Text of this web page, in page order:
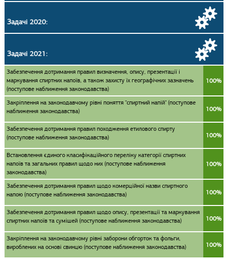
Задачі 2020:
Задачі 2021:
Забезпечення дотримання правил визначення, опису, презентації і
маркування спиртних напоїв, а також захисту їх географічних зазначень
(поступове наближення законодавства)
100%
Закріплення на законодавчому рівні поняття "спиртний напій" (поступове
наближення законодавства)
100%
Забезпечення дотримання правил походження етилового спирту
(поступове наближення законодавства)
100%
Встановлення єдиного класифікаційного переліку категорії спиртних
напоїв та загальних правил щодо них (поступове наближення
законодавства)
100%
Забезпечення дотримання правил щодо комерційної назви спиртного
напою (поступове наближення законодавства)
100%
Забезпечення дотримання правил щодо опису, презентації та маркування
спиртних напоїв та сумішей (поступове наближення законодавства)
100%
Закріплення на законодавчому рівні заборони обгорток та фольги,
вироблених на основі свинцю (поступове наближення законодавства)
100%